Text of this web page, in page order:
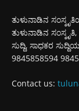
ತುಳುನಾಡಿನ
ತುಳುನಾಡಿನ
ಸುದ್ದಿ, ಸಾಧಕರ
9845858594
Contact us: